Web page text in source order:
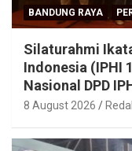
BANDUNG RAYA
Silaturahmi
Indonesia (IPHI
Nasional DPD
8 August 2026